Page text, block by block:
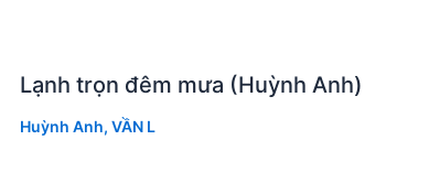
Lạnh trọn đêm mưa (Huỳnh Anh)
Huỳnh Anh, VẦN L